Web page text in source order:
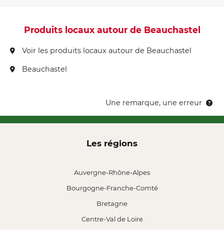
Produits locaux autour de Beauchastel
Voir les produits locaux autour de Beauchastel
Beauchastel
Une remarque, une erreur
Les régions
Auvergne-Rhône-Alpes
Bourgogne-Franche-Comté
Bretagne
Centre-Val de Loire